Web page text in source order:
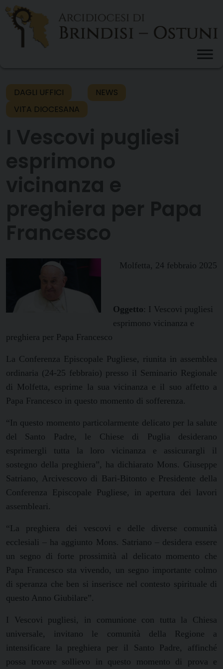
Skip
content
DAGLI UFFICI
NEWS
VITA DIOCESANA
Molfetta, 24 febbraio 2025
Oggetto: I Vescovi pugliesi
esprimono vicinanza e
preghiera per Papa Francesco
La Conferenza Episcopale Pugliese, riunita in assemblea
ordinaria (24-25 febbraio) presso il Seminario Regionale
di Molfetta, esprime la sua vicinanza e il suo affetto a
Papa Francesco in questo momento di sofferenza.
“In questo momento particolarmente delicato per la salute
del Santo Padre, le Chiese di Puglia desiderano
esprimergli tutta la loro vicinanza e assicurargli il
sostegno della preghiera”, ha dichiarato Mons. Giuseppe
Satriano, Arcivescovo di Bari-Bitonto e Presidente della
Conferenza Episcopale Pugliese, in apertura dei lavori
assembleari.
“La preghiera dei vescovi e delle diverse comunità
ecclesiali – ha aggiunto Mons. Satriano – desidera essere
un segno di forte prossimità al delicato momento che
Papa Francesco sta vivendo, un segno importante colmo
di speranza che ben si inserisce nel contesto spirituale di
questo Anno Giubilare”.
I Vescovi pugliesi, in comunione con tutta la Chiesa
universale, invitano le comunità della Regione a
intensificare la preghiera per il Santo Padre, affinché
possa trovare sollievo in questo momento di prova e